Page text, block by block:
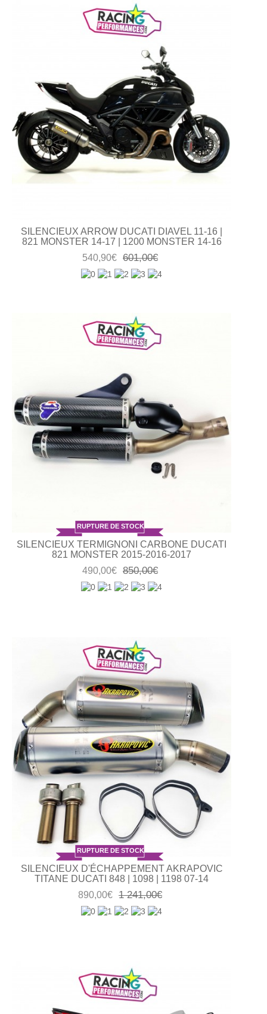
SILENCIEUX ARROW DUCATI DIAVEL 11-16 |
821 MONSTER 14-17 | 1200 MONSTER 14-16
540,90€ 601,00€
RUPTURE DE STOCK
SILENCIEUX TERMIGNONI CARBONE DUCATI
821 MONSTER 2015-2016-2017
490,00€ 850,00€
RUPTURE DE STOCK
SILENCIEUX D'ÉCHAPPEMENT AKRAPOVIC
TITANE DUCATI 848 | 1098 | 1198 07-14
890,00€ 1 241,00€